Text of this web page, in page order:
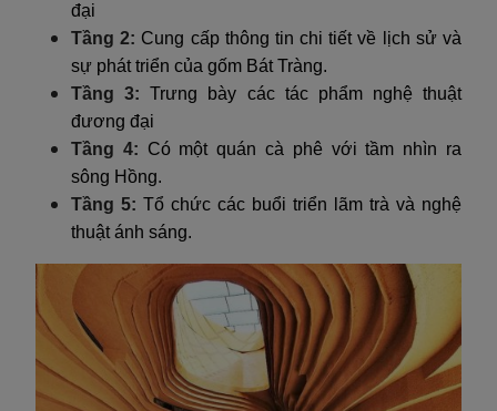
đại
Tầng 2: Cung cấp thông tin chi tiết về lịch sử và
sự phát triển của gốm Bát Tràng.
Tầng 3: Trưng bày các tác phẩm nghệ thuật
đương đại
Tầng 4: Có một quán cà phê với tầm nhìn ra
sông Hồng.
Tầng 5: Tổ chức các buổi triển lãm trà và nghệ
thuật ánh sáng.